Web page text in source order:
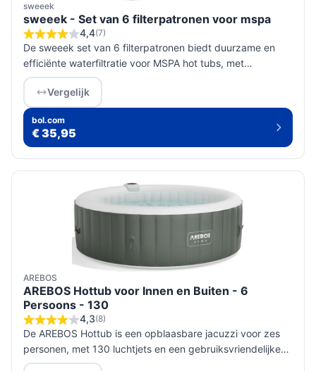
sweeek
sweeek - Set van 6 filterpatronen voor mspa
4,4(7)
De sweeek set van 6 filterpatronen biedt duurzame en
efficiënte waterfiltratie voor MSPA hot tubs, met
eenvoudige installatie en onderhoud voor een optimale
spa-ervaring.
Vergelijk
bol.com
€ 35,95
AREBOS
AREBOS Hottub voor Innen en Buiten - 6
Persoons - 130
4,3(8)
De AREBOS Hottub is een opblaasbare jacuzzi voor zes
personen, met 130 luchtjets en een gebruiksvriendelijke
opzet voor ultieme ontspanning binnen en buiten.